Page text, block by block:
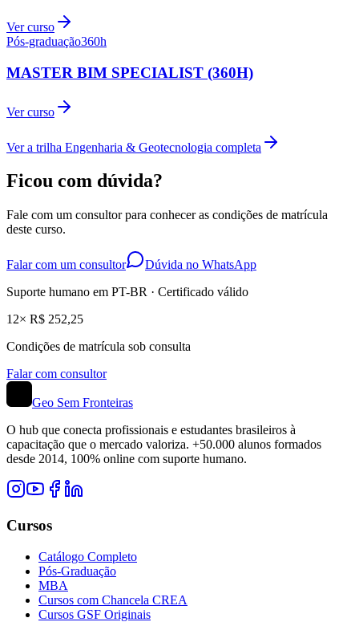
Ver curso
Pós-graduação360h
MASTER BIM SPECIALIST (360H)
Ver curso
Ver a trilha Engenharia & Geotecnologia completa
Ficou com dúvida?
Fale com um consultor para conhecer as condições de matrícula
deste curso.
Falar com um consultor
Dúvida no WhatsApp
Suporte humano em PT-BR · Certificado válido
12× R$ 252,25
Condições de matrícula sob consulta
Falar com consultor
Geo Sem Fronteiras
O hub que conecta profissionais e estudantes brasileiros à
capacitação que o mercado valoriza. +50.000 alunos formados
desde 2014, 100% online com suporte humano.
Cursos
Catálogo Completo
Pós-Graduação
MBA
Cursos com Chancela CREA
Cursos GSF Originais